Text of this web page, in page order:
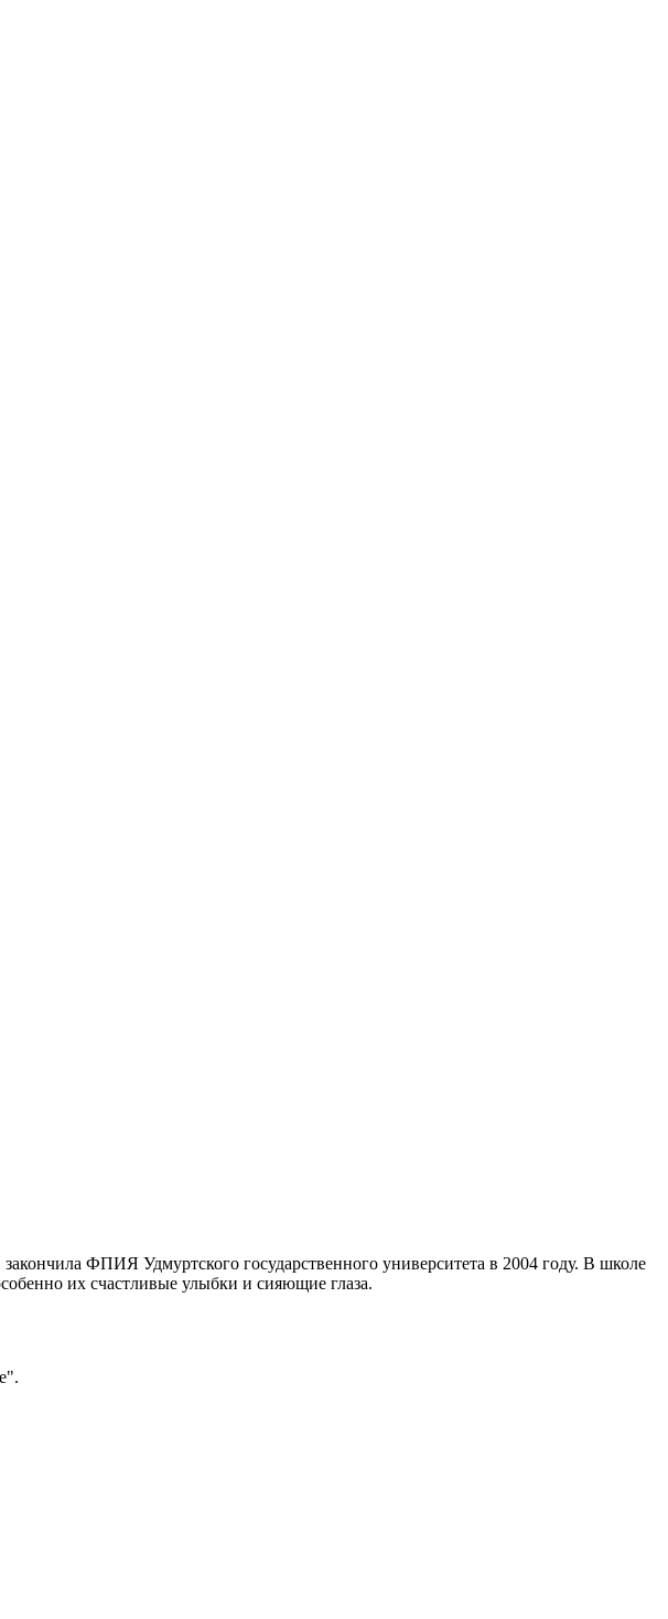
ФПИЯ Удмуртского государственного университета в 2004 году. В школе
их счастливые улыбки и сияющие глаза.